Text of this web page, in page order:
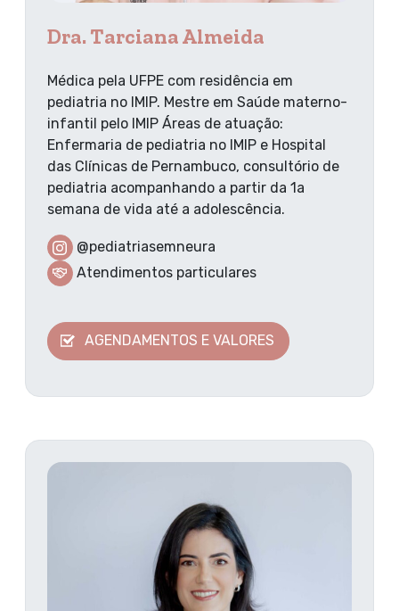
Dra. Tarciana Almeida
Médica pela UFPE com residência em
pediatria no IMIP. Mestre em Saúde materno-
infantil pelo IMIP Áreas de atuação:
Enfermaria de pediatria no IMIP e Hospital
das Clínicas de Pernambuco, consultório de
pediatria acompanhando a partir da 1a
semana de vida até a adolescência.
@pediatriasemneura
Atendimentos particulares
AGENDAMENTOS E VALORES